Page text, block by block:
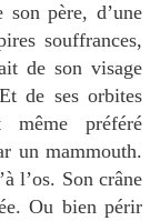
son père, d’une
souffrances,
de son visage
Et de ses orbites
préféré
un mammouth.
l’os. Son crâne
Ou bien périr